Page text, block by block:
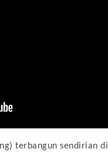
terbangun sendirian di